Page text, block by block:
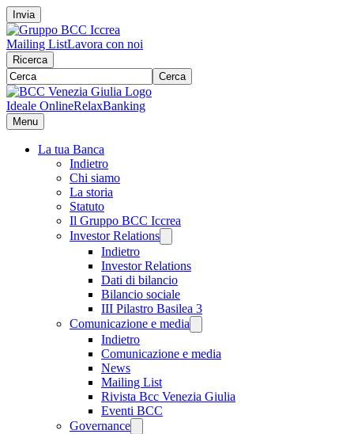
Invia
Mailing ListLavora con noi
Ricerca
Cerca
Ideale OnlineRelaxBanking
Menu
La tua Banca
Indietro
Chi siamo
La storia
Statuto
Il Gruppo BCC Iccrea
Investor Relations
Indietro
Investor Relations
Dati di bilancio
Bilancio sociale
III Pilastro Basilea 3
Comunicazione e media
Indietro
Comunicazione e media
News
Mailing List
Rivista Bcc Venezia Giulia
Eventi BCC
Governance